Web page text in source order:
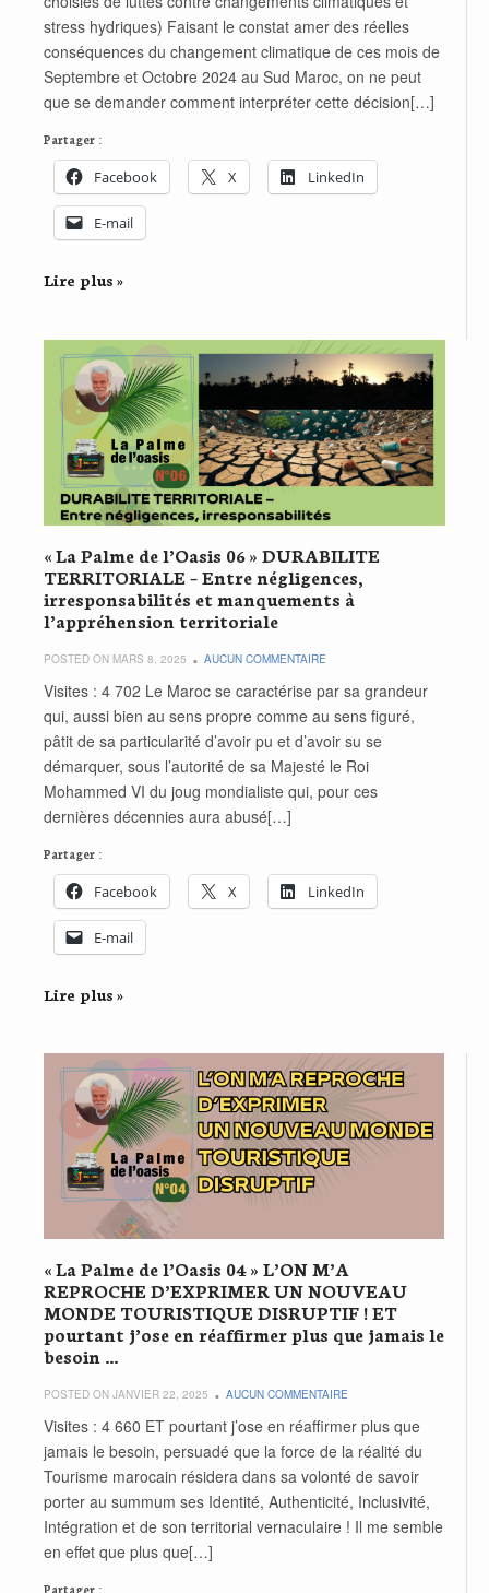
stress hydriques) Faisant le constat amer des réelles
conséquences du changement climatique de ces mois de
Septembre et Octobre 2024 au Sud Maroc, on ne peut
que se demander comment interpréter cette décision[…]
Partager :
Facebook X LinkedIn
E-mail
Lire plus »
« La Palme de l’Oasis 06 » DURABILITE
TERRITORIALE – Entre négligences,
irresponsabilités et manquements à
l’appréhension territoriale
POSTED ON MARS 8, 2025 AUCUN COMMENTAIRE
Visites : 4 702 Le Maroc se caractérise par sa grandeur
qui, aussi bien au sens propre comme au sens figuré,
pâtit de sa particularité d’avoir pu et d’avoir su se
démarquer, sous l’autorité de sa Majesté le Roi
Mohammed VI du joug mondialiste qui, pour ces
dernières décennies aura abusé[…]
Partager :
Facebook X LinkedIn
E-mail
Lire plus »
« La Palme de l’Oasis 04 » L’ON M’A
REPROCHE D’EXPRIMER UN NOUVEAU
MONDE TOURISTIQUE DISRUPTIF ! ET
pourtant j’ose en réaffirmer plus que jamais le
besoin …
POSTED ON JANVIER 22, 2025 AUCUN COMMENTAIRE
Visites : 4 660 ET pourtant j’ose en réaffirmer plus que
jamais le besoin, persuadé que la force de la réalité du
Tourisme marocain résidera dans sa volonté de savoir
porter au summum ses Identité, Authenticité, Inclusivité,
Intégration et de son territorial vernaculaire ! Il me semble
en effet que plus que[…]
Partager :